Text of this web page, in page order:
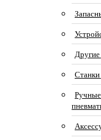
Другие
Ручные